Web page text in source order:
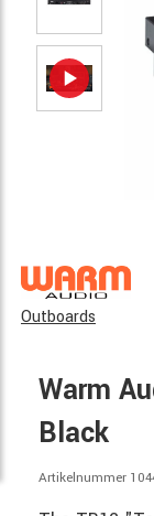
Outboards
Warm
Black
Artikelnummer